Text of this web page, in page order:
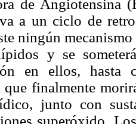
de Angiotensina
a un ciclo de
ningún
y se
en ellos, hasta
que finalmente
junto con
superóxido.